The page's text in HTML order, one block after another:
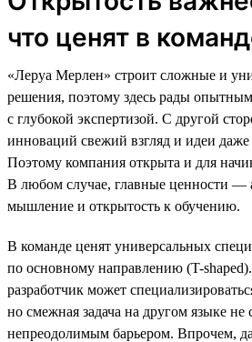
что ценят в
«Леруа Мерлен» строит сложные и
решения, поэтому здесь рады
с глубокой экспертизой. С другой
инноваций свежий взгляд и идеи
Поэтому компания открыта и для
В любом случае, главные ценности —
мышление и открытость к обучению.
В команде ценят универсальных
по основному направлению (T-
разработчик может
но смежная задача на другом языке не
непреодолимым барьером. Впрочем,